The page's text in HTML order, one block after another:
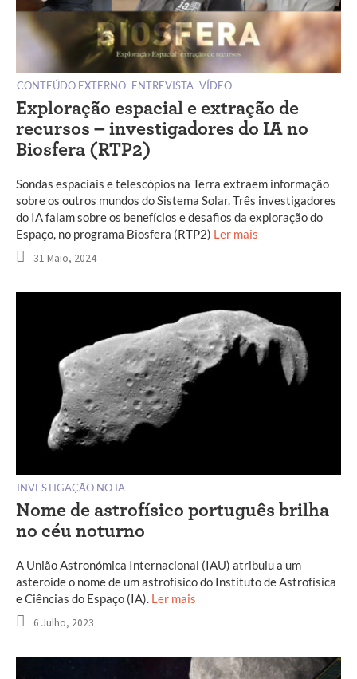
CONTEÚDO EXTERNO ENTREVISTA VÍDEO
Exploração espacial e extração de
recursos – investigadores do IA no
Biosfera (RTP2)
Sondas espaciais e telescópios na Terra extraem informação
sobre os outros mundos do Sistema Solar. Três investigadores
do IA falam sobre os benefícios e desafios da exploração do
Espaço, no programa Biosfera (RTP2) Ler mais
31 Maio, 2024
INVESTIGAÇÃO NO IA
Nome de astrofísico português brilha
no céu noturno
A União Astronómica Internacional (IAU) atribuiu a um
asteroide o nome de um astrofísico do Instituto de Astrofísica
e Ciências do Espaço (IA). Ler mais
6 Julho, 2023